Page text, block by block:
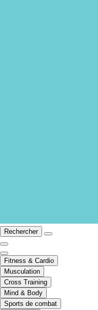
Rechercher
Fitness & Cardio
Musculation
Cross Training
Mind & Body
Sports de combat